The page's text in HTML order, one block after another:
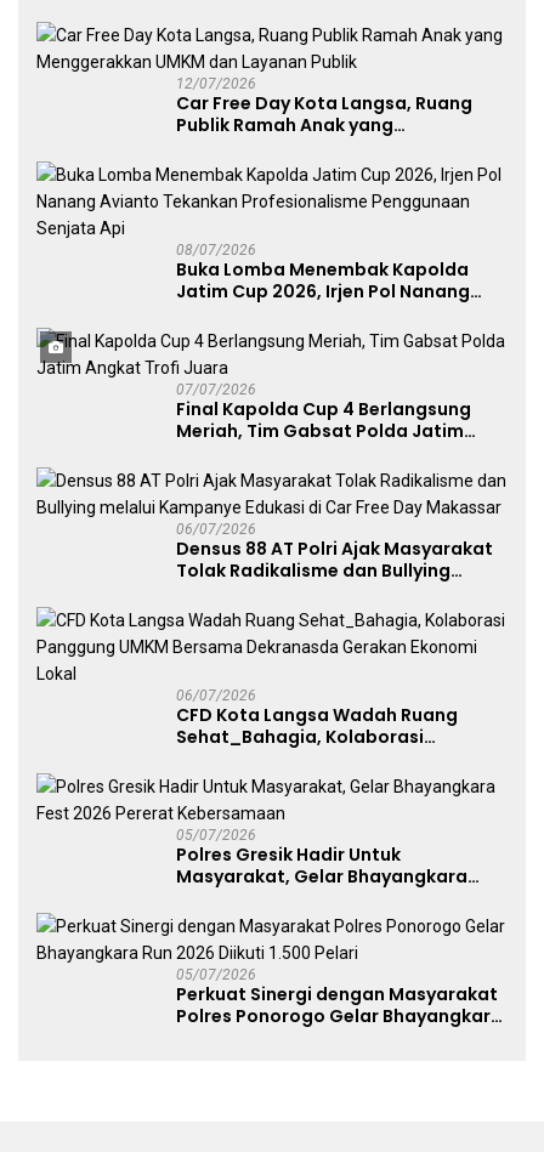
UMKM
12/07/2026
Car Free Day Kota Langsa, Ruang
Publik Ramah Anak yang
Publik
08/07/2026
Buka Lomba Menembak Kapolda
Jatim Cup 2026, Irjen Pol Nanang
Penggunaan Senjata Api
07/07/2026
Final Kapolda Cup 4 Berlangsung
Meriah, Tim Gabsat Polda Jatim
06/07/2026
Densus 88 AT Polri Ajak Masyarakat
Tolak Radikalisme dan Bullying
Free Day Makassar
06/07/2026
CFD Kota Langsa Wadah Ruang
Sehat_Bahagia, Kolaborasi
Dekranasda Gerakan Ekonomi Lokal
05/07/2026
Polres Gresik Hadir Untuk
Masyarakat, Gelar Bhayangkara
05/07/2026
Perkuat Sinergi dengan Masyarakat
Polres Ponorogo Gelar Bhayangkara